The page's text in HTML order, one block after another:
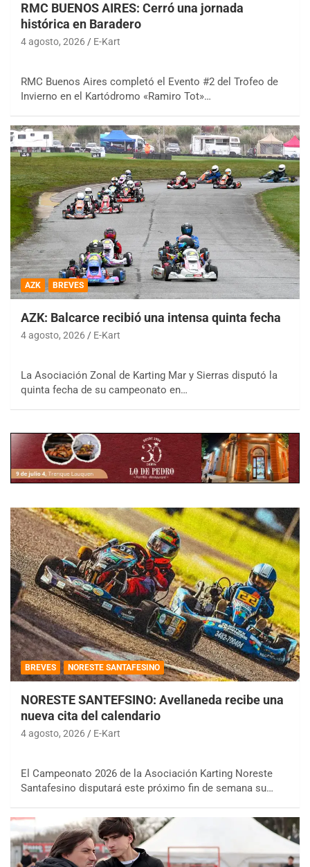
RMC BUENOS AIRES: Cerró una jornada
histórica en Baradero
4 agosto, 2026 E-Kart
RMC Buenos Aires completó el Evento #2 del Trofeo de
Invierno en el Kartódromo «Ramiro Tot»…
AZK BREVES
AZK: Balcarce recibió una intensa quinta fecha
4 agosto, 2026 E-Kart
La Asociación Zonal de Karting Mar y Sierras disputó la
quinta fecha de su campeonato en…
BREVES NORESTE SANTAFESINO
NORESTE SANTEFSINO: Avellaneda recibe una
nueva cita del calendario
4 agosto, 2026 E-Kart
El Campeonato 2026 de la Asociación Karting Noreste
Santafesino disputará este próximo fin de semana su…